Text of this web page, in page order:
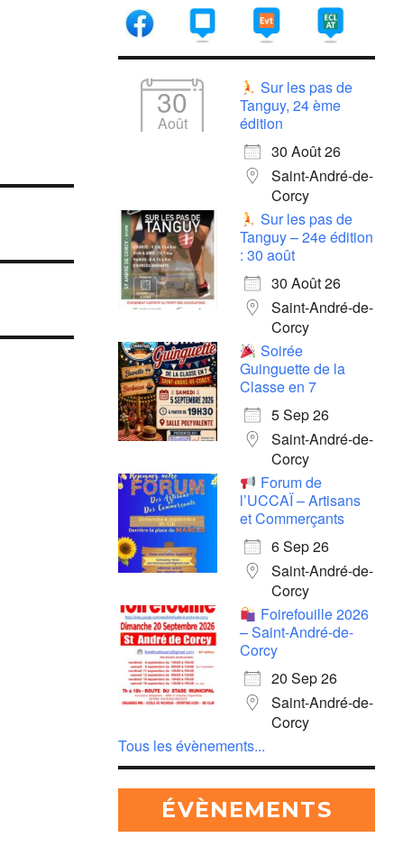
30
Août
Sur les pas de
Tanguy, 24 ème
édition
30 Août 26
Saint-André-de-
Corcy
Sur les pas de
Tanguy – 24e édition
: 30 août
30 Août 26
Saint-André-de-
Corcy
Soirée
Guinguette de la
Classe en 7
5 Sep 26
Saint-André-de-
Corcy
Forum de
l’UCCAÏ – Artisans
et Commerçants
6 Sep 26
Saint-André-de-
Corcy
Foirefouille 2026
– Saint-André-de-
Corcy
20 Sep 26
Saint-André-de-
Corcy
Tous les évènements...
ÉVÈNEMENTS